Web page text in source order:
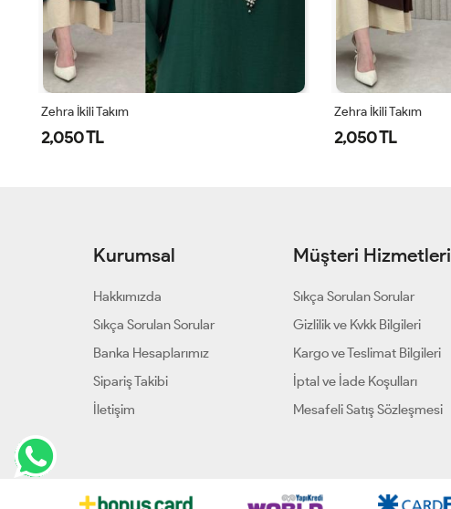
Zehra İkili Takım
2,050 TL
Zehra İkili Takım
2,050 TL
Kurumsal
Hakkımızda
Sıkça Sorulan Sorular
Banka Hesaplarımız
Sipariş Takibi
İletişim
Müşteri Hizmetleri
Sıkça Sorulan Sorular
Gizlilik ve Kvkk Bilgileri
Kargo ve Teslimat Bilgileri
İptal ve İade Koşulları
Mesafeli Satış Sözleşmesi